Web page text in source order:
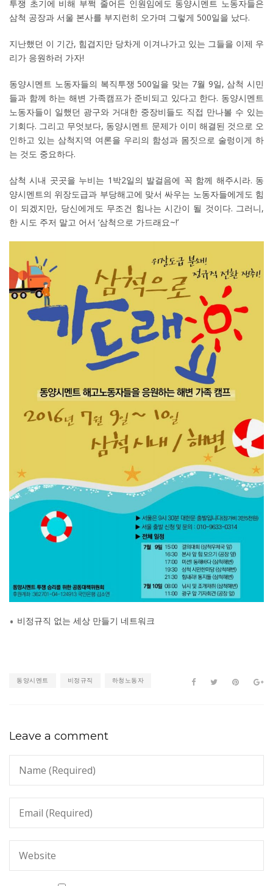
투쟁 초기에 비해 부쩍 줄어든 인원임에도 동양시멘트 노동자들은
삼척 공장과 서울 본사를 부지런히 오가며 그렇게 500일을 났다.
지난했던 이 기간, 힘겹지만 당차게 이겨나가고 있는 그들을 이제 우
리가 응원하러 가자!
동양시멘트 노동자들의 복직투쟁 500일을 맞는 7월 9일, 삼척 시민
들과 함께 하는 해변 가족캠프가 준비되고 있다고 한다. 동양시멘트
노동자들이 일했던 광구와 거대한 중장비들도 직접 만나볼 수 있는
기회다. 그리고 무엇보다, 동양시멘트 문제가 이미 해결된 것으로 오
인하고 있는 삼척지역 여론을 우리의 함성과 몸짓으로 술렁이게 하
는 것도 중요하다.
삼척 시내 곳곳을 누비는 1박2일의 발걸음에 꼭 함께 해주시라. 동
양시멘트의 위장도급과 부당해고에 맞서 싸우는 노동자들에게도 힘
이 되겠지만, 당신에게도 무조건 힘나는 시간이 될 것이다. 그러니,
한 시도 주저 말고 어서 ‘삼척으로 가드래요~!’
비정규직 없는 세상 만들기 네트워크
동양시멘트 비정규직 하청노동자
Leave a comment